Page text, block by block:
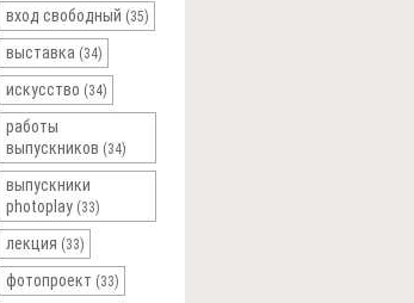
вход свободный (35)
выставка (34)
искусство (34)
работы
выпускников (34)
выпускники
photoplay (33)
лекция (33)
фотопроект (33)